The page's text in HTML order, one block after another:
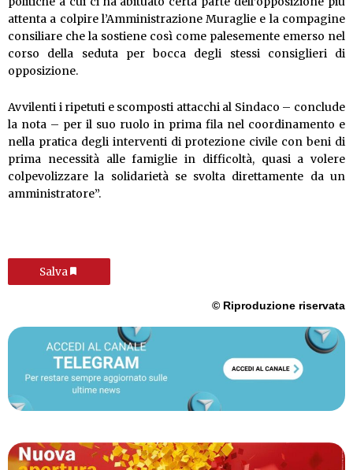
attenta a colpire l’Amministrazione Muraglie e la compagine
consiliare che la sostiene così come palesemente emerso nel
corso della seduta per bocca degli stessi consiglieri di
opposizione.
Avvilenti i ripetuti e scomposti attacchi al Sindaco – conclude
la nota – per il suo ruolo in prima fila nel coordinamento e
nella pratica degli interventi di protezione civile con beni di
prima necessità alle famiglie in difficoltà, quasi a volere
colpevolizzare la solidarietà se svolta direttamente da un
amministratore”.
Salva
© Riproduzione riservata